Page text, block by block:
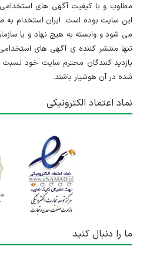
مطلوب و با کیفیت آگهی های
این سایت بوده است. ایران استخدام
می شود و وابسته به هیچ نهاد و یا
تنها منتشر کننده ی آگهی های
بازدید کنندگان محترم سایت خود
شده در آن هوشیار باشند.
نماد اعتماد الکترونیکی
ما را دنبال کنید